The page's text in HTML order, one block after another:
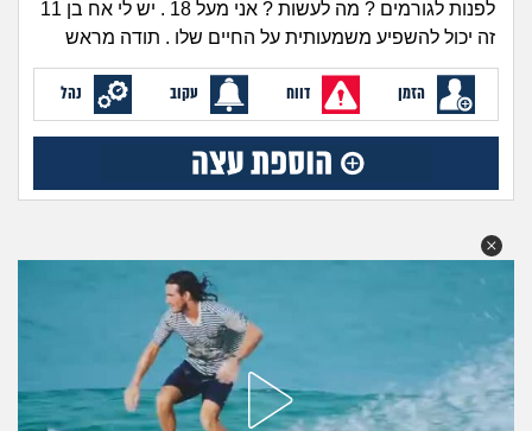
הורות ומשפחה
מתבגרים
מהבקו"ם... ועד מתי?!
עבודה וקריירה
חברים ואנשים
בית, שכנים ושותפים
לפנות לגורמים ? מה לעשות ? אני מעל 18 . יש לי אח בן 11
זה יכול להשפיע משמעותית על החיים שלו . תודה מראש
הזמן דווח עקוב נהל